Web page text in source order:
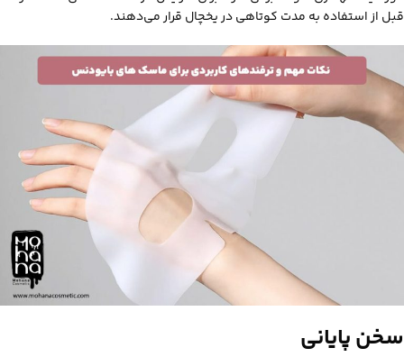
قبل از استفاده به مدت کوتاهی در یخچال قرار می‌دهند.
سخن پایانی